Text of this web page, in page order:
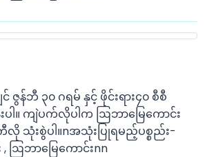
ဇွန်ဘီ ၃၀ ဂရမ် နှင့် ဖိုင်းရား၄၀ စီစီ
ါ။ ကျဲပက်လိုပါက ဩဘာမြေကောင်း
သုံးစွဲပါ။nအသုံးပြုရမည့်ပစ္စည်း-
, ဩဘာမြေကောင်းnn